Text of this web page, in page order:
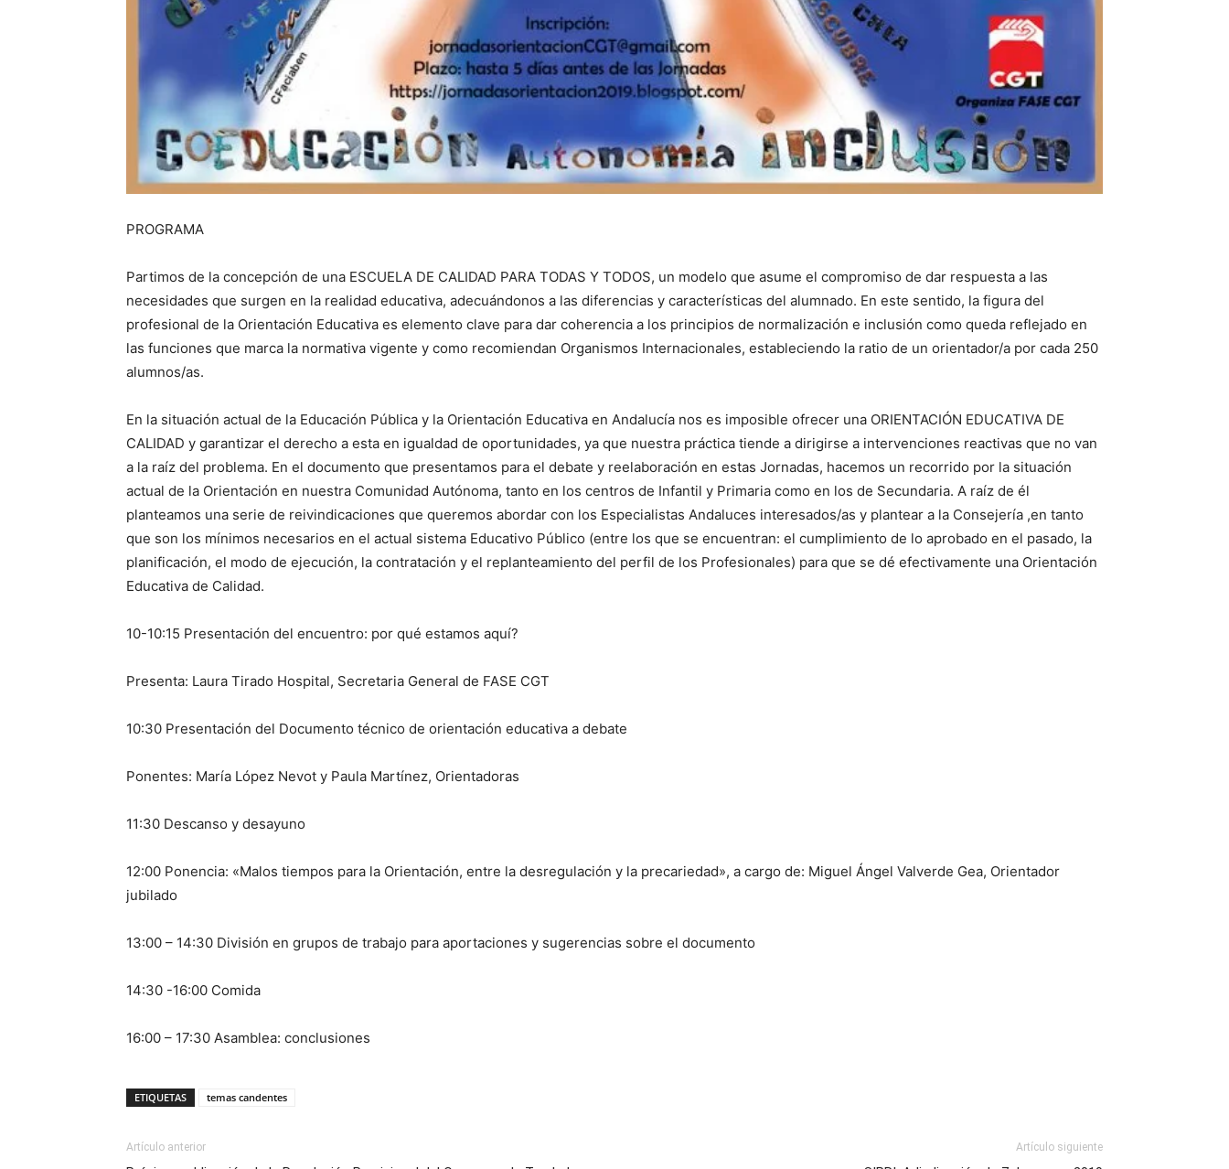
PROGRAMA
Partimos de la concepción de una ESCUELA DE CALIDAD PARA TODAS Y TODOS, un modelo que asume el compromiso de dar respuesta a las
necesidades que surgen en la realidad educativa, adecuándonos a las diferencias y características del alumnado. En este sentido, la figura del
profesional de la Orientación Educativa es elemento clave para dar coherencia a los principios de normalización e inclusión como queda reflejado en
las funciones que marca la normativa vigente y como recomiendan Organismos Internacionales, estableciendo la ratio de un orientador/a por cada 250
alumnos/as.
En la situación actual de la Educación Pública y la Orientación Educativa en Andalucía nos es imposible ofrecer una ORIENTACIÓN EDUCATIVA DE
CALIDAD y garantizar el derecho a esta en igualdad de oportunidades, ya que nuestra práctica tiende a dirigirse a intervenciones reactivas que no van
a la raíz del problema. En el documento que presentamos para el debate y reelaboración en estas Jornadas, hacemos un recorrido por la situación
actual de la Orientación en nuestra Comunidad Autónoma, tanto en los centros de Infantil y Primaria como en los de Secundaria. A raíz de él
planteamos una serie de reivindicaciones que queremos abordar con los Especialistas Andaluces interesados/as y plantear a la Consejería ,en tanto
que son los mínimos necesarios en el actual sistema Educativo Público (entre los que se encuentran: el cumplimiento de lo aprobado en el pasado, la
planificación, el modo de ejecución, la contratación y el replanteamiento del perfil de los Profesionales) para que se dé efectivamente una Orientación
Educativa de Calidad.
10-10:15 Presentación del encuentro: por qué estamos aquí?
Presenta: Laura Tirado Hospital, Secretaria General de FASE CGT
10:30 Presentación del Documento técnico de orientación educativa a debate
Ponentes: María López Nevot y Paula Martínez, Orientadoras
11:30 Descanso y desayuno
12:00 Ponencia: «Malos tiempos para la Orientación, entre la desregulación y la precariedad», a cargo de: Miguel Ángel Valverde Gea, Orientador
jubilado
13:00 – 14:30 División en grupos de trabajo para aportaciones y sugerencias sobre el documento
14:30 -16:00 Comida
16:00 – 17:30 Asamblea: conclusiones
ETIQUETAS temas candentes
Artículo anterior Artículo siguiente